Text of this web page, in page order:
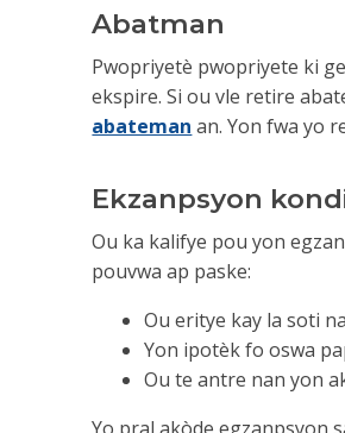
Abatman
Pwopriyetè pwopriyete ki
ekspire. Si ou vle retire
abateman an. Yon fwa yo
Ekzanpsyon
Ou ka kalifye pou yon
pouvwa ap paske:
Ou eritye kay la soti
Yon ipotèk fo oswa
Ou te antre nan yon